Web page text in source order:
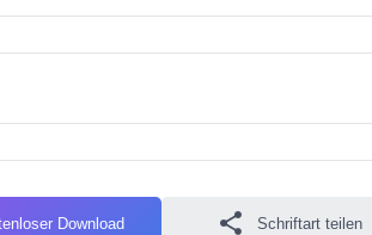
Download Schriftart teilen